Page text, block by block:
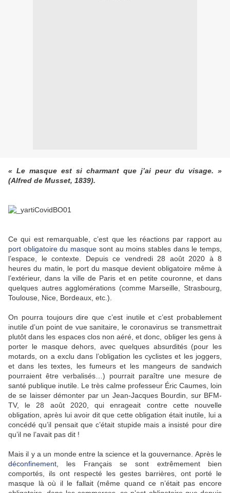
« Le masque est si charmant que j’ai peur du visage. »
(Alfred de Musset, 1839).
Ce qui est remarquable, c’est que les réactions par rapport au
port obligatoire du masque sont au moins stables dans le temps,
l’espace, le contexte. Depuis ce vendredi 28 août 2020 à 8
heures du matin, le port du masque devient obligatoire même à
l’extérieur, dans la ville de Paris et en petite couronne, et dans
quelques autres agglomérations (comme Marseille, Strasbourg,
Toulouse, Nice, Bordeaux, etc.).
On pourra toujours dire que c’est inutile et c’est probablement
inutile d’un point de vue sanitaire, le coronavirus se transmettrait
plutôt dans les espaces clos non aéré, et donc, obliger les gens à
porter le masque dehors, avec quelques absurdités (pour les
motards, on a exclu dans l’obligation les cyclistes et les joggers,
et dans les textes, les fumeurs et les mangeurs de sandwich
pourraient être verbalisés…) pourrait paraître une mesure de
santé publique inutile. Le très calme professeur Éric Caumes, loin
de se laisser démonter par un Jean-Jacques Bourdin, sur BFM-
TV, le 28 août 2020, qui enrageait contre cette nouvelle
obligation, après lui avoir dit que cette obligation était inutile, lui a
concédé qu’il pensait que c’était stupide mais a insisté pour dire
qu’il ne l’avait pas dit !
Mais il y a un monde entre la science et la gouvernance. Après le
déconfinement , les Français se sont extrêmement bien
comportés, ils ont respecté les gestes barrières, ont porté le
masque là où il le fallait (même quand ce n’était pas encore